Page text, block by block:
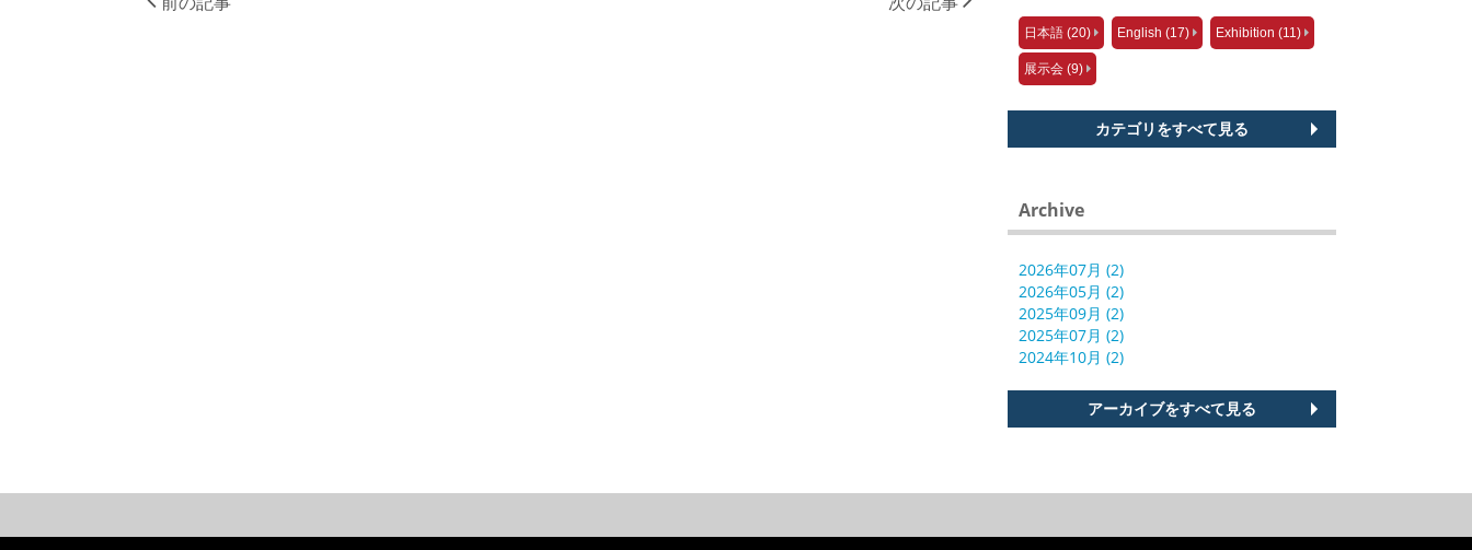
日本語 (20) English (17) Exhibition (11)
展示会 (9)
カテゴリをすべて見る
Archive
2026年07月 (2)
2026年05月 (2)
2025年09月 (2)
2025年07月 (2)
2024年10月 (2)
アーカイブをすべて見る